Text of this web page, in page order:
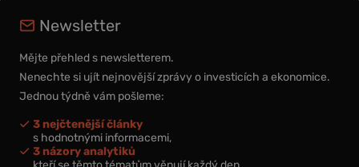
Newsletter
Mějte přehled s newsletterem.
Nenechte si ujít nejnovější zprávy o investicích a ekonomice.
Jednou týdně vám pošleme:
3 nejčtenější články
s hodnotnými informacemi,
3 názory analytiků